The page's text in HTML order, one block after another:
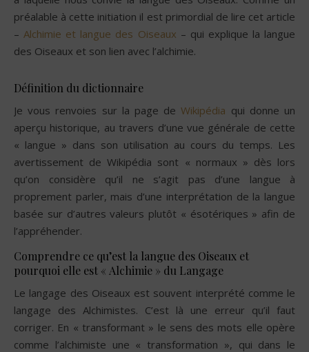
préalable à cette initiation il est primordial de lire cet article
–Alchimie et langue des Oiseaux – qui explique la langue
des Oiseaux et son lien avec l’alchimie.
Définition du dictionnaire
Je vous renvoies sur la page deWikipédia qui donne un
aperçu historique, au travers d’une vue générale de cette
« langue » dans son utilisation au cours du temps. Les
avertissement de Wikipédia sont « normaux » dès lors
qu’on considère qu’il ne s’agit pas d’une langue à
proprement parler, mais d’une interprétation de la langue
basée sur d’autres valeurs plutôt « ésotériques » afin de
l’appréhender.
Comprendre ce qu’est la langue des Oiseaux et
pourquoi elle est « Alchimie » du Langage
Le langage des Oiseaux est souvent interprété comme le
langage des Alchimistes. C’est là une erreur qu’il faut
corriger. En « transformant » le sens des mots elle opère
comme l’alchimiste une « transformation », qui dans le